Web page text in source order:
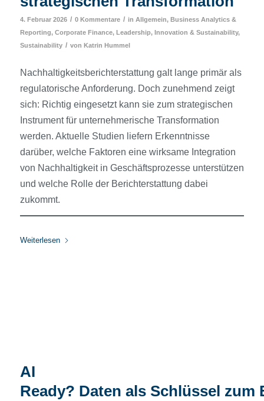
4. Februar 2026 / 0 Kommentare / in Allgemein, Business Analytics &
Reporting, Corporate Finance, Leadership, Innovation & Sustainability,
Sustainability / von Katrin Hummel
Nachhaltigkeitsberichterstattung galt lange primär als
regulatorische Anforderung. Doch zunehmend zeigt
sich: Richtig eingesetzt kann sie zum strategischen
Instrument für unternehmerische Transformation
werden. Aktuelle Studien liefern Erkenntnisse
darüber, welche Faktoren eine wirksame Integration
von Nachhaltigkeit in Geschäftsprozesse unterstützen
und welche Rolle der Berichterstattung dabei
zukommt.
Weiterlesen
AI
Ready? Daten als Schlüssel zum